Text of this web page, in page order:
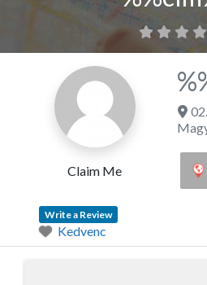
Claim Me
Write a Review
Kedvenc